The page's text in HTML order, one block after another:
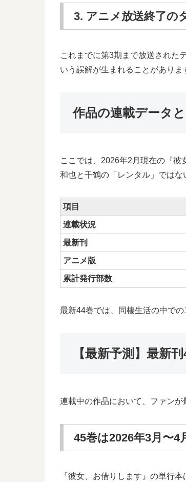
3. アニメ放送終了の
これまでに第3期まで放送された
いう誤解が生まれることがあり
作品の連載データ
ここでは、2026年2月現在の『彼
和也と千鶴の「レンタル」ではな
項目
連載状況
最新刊
アニメ版
累計発行部数
最新44巻では、同棲生活の中で
【最新予測】最新
連載中の作品において、ファン
45巻は2026年3月〜4
『彼女、お借りします』の単行